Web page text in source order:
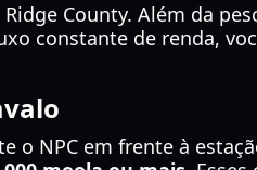
County. Além da
constante de renda,
o NPC em frente à